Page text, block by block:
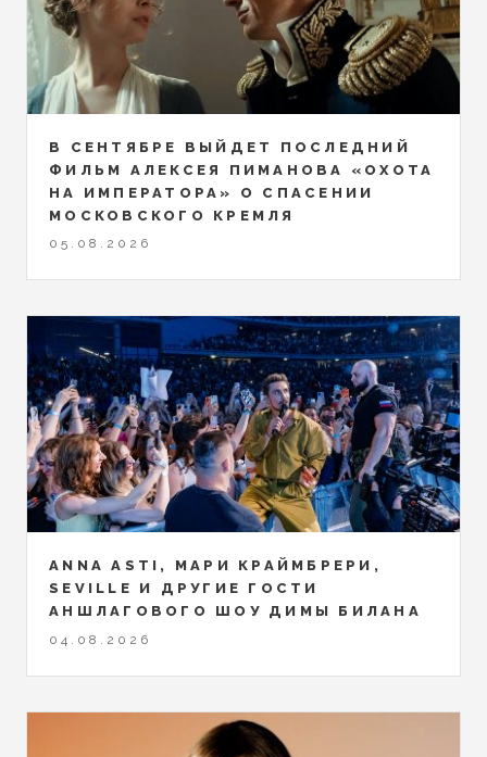
В СЕНТЯБРЕ ВЫЙДЕТ ПОСЛЕДНИЙ
ФИЛЬМ АЛЕКСЕЯ ПИМАНОВА «ОХОТА
НА ИМПЕРАТОРА» О СПАСЕНИИ
МОСКОВСКОГО КРЕМЛЯ
05.08.2026
ANNA ASTI, МАРИ КРАЙМБРЕРИ,
SEVILLE И ДРУГИЕ ГОСТИ
АНШЛАГОВОГО ШОУ ДИМЫ БИЛАНА
04.08.2026